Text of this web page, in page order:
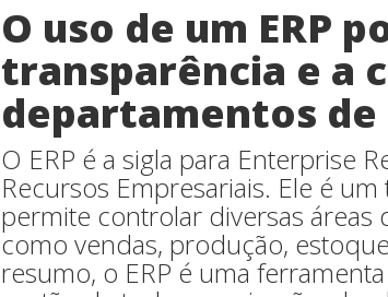
O uso de um ERP
transparência e a
departamentos de
O ERP é a sigla para Enterprise
Recursos Empresariais. Ele é
permite controlar diversas áreas
como vendas, produção,
resumo, o ERP é uma